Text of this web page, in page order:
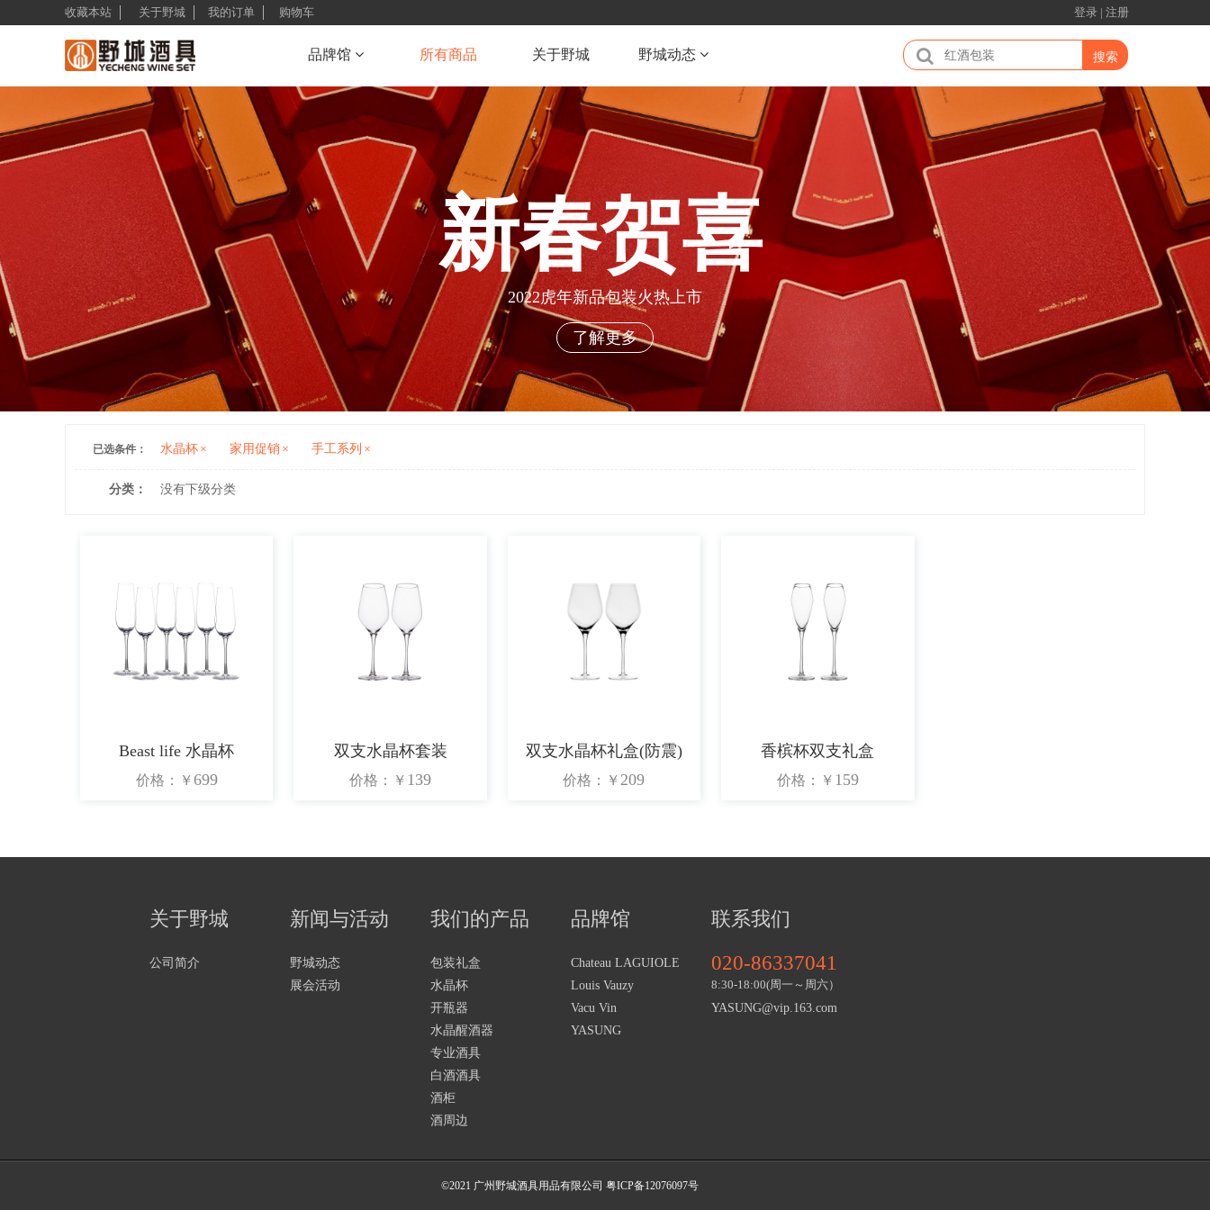
收藏本站 关于野城 我的订单 购物车 登录 | 注册
品牌馆 所有商品 关于野城 野城动态 搜索
新春贺喜
了解更多
2022虎年新品包装火热上市
已选条件： 水晶杯 × 家用促销 × 手工系列 ×
分类： 没有下级分类
Beast life 水晶杯
价格： ￥699
双支水晶杯套装
价格： ￥ 139
双支水晶杯礼盒(防震)
价格： ￥ 209
香槟杯双支礼盒
价格： ￥ 159
公司简介
关于野城 新闻与活动
野城动态
展会活动
我们的产品
包装礼盒
水晶杯
开瓶器
水晶醒酒器
专业酒具
白酒酒具
酒柜
酒周边
©2021 广州野城酒具用品有限公司 粤ICP备12076097号
品牌馆
Louis Vauzy
Vacu Vin
YASUNG
Chateau LAGUIOLE
联系我们
020-86337041
8:30-18:00(周一～周六）
YASUNG@vip.163.com